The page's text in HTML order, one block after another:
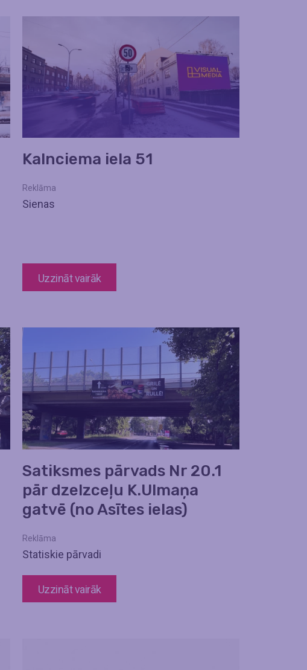
Kalnciema iela 51
Reklāma
Sienas
Uzzināt vairāk
Satiksmes pārvads Nr 20.1
pār dzelzceļu K.Ulmaņa
gatvē (no Asītes ielas)
Reklāma
Statiskie pārvadi
Uzzināt vairāk